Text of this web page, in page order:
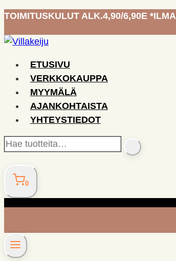
Siirry
TOIMITUSKULUT ALK.4,90/6,90E
ETUSIVU
VERKKOKAUPPA
MYYMÄLÄ
AJANKOHTAISTA
YHTEYSTIEDOT
Hae
SEARCH
0